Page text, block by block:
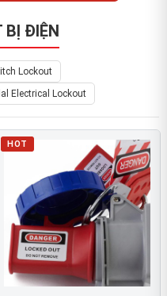
BỊ ĐIỆN
Lockout
Electrical Lockout
HOT